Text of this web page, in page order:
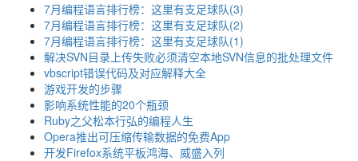
7月编程语言排行榜：这里有支足球队(3)
7月编程语言排行榜：这里有支足球队(2)
7月编程语言排行榜：这里有支足球队(1)
解决SVN目录上传失败必须清空本地SVN信息的批处理文件
vbscript错误代码及对应解释大全
游戏开发的步骤
影响系统性能的20个瓶颈
Ruby之父松本行弘的编程人生
Opera推出可压缩传输数据的免费App
开发Firefox系统平板鸿海、威盛入列